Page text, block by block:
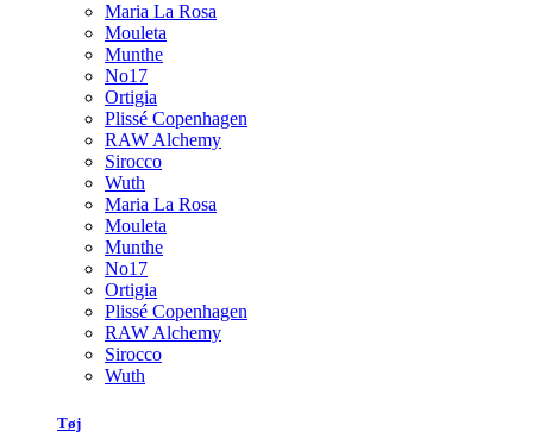
Maria La Rosa
Mouleta
Munthe
No17
Ortigia
Plissé Copenhagen
RAW Alchemy
Sirocco
Wuth
Maria La Rosa
Mouleta
Munthe
No17
Ortigia
Plissé Copenhagen
RAW Alchemy
Sirocco
Wuth
Tøj